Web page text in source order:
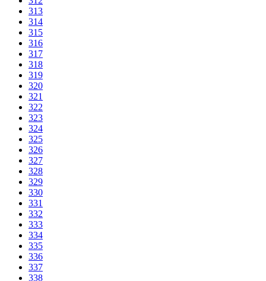
313
314
315
316
317
318
319
320
321
322
323
324
325
326
327
328
329
330
331
332
333
334
335
336
337
338